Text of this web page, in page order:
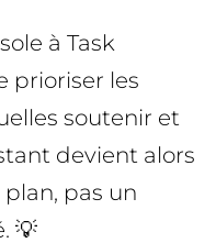
à Task
prioriser les
soutenir et
devient alors
pas un
💡